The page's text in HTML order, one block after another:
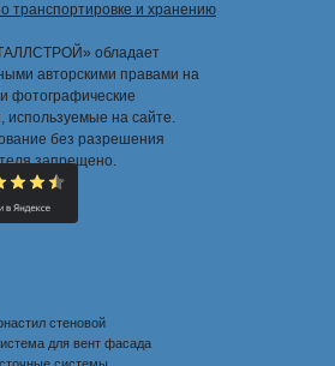
транспортировке и хранению
обладает
авторскими правами на
фотографические
используемые на сайте.
без разрешения
запрещено.
стеновой
для вент фасада